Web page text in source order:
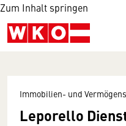
Zum Inhalt springen
Immobilien- und
Leporello